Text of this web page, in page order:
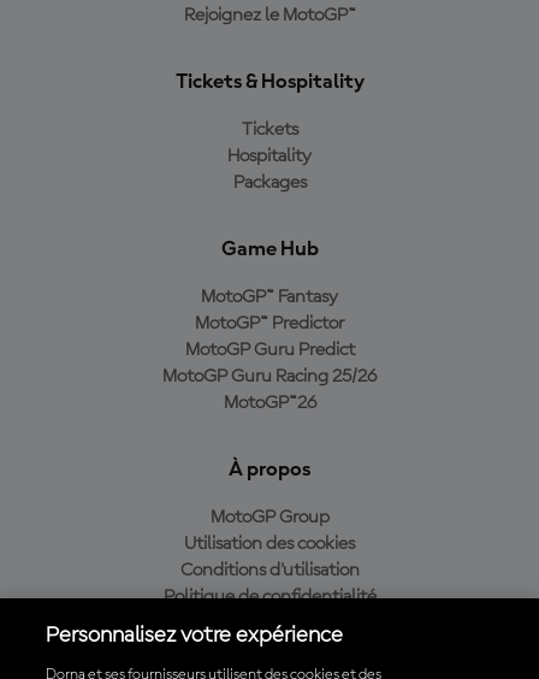
Rejoignez le MotoGP™
Tickets & Hospitality
Tickets
Hospitality
Packages
Game Hub
MotoGP™ Fantasy
MotoGP™ Predictor
MotoGP Guru Predict
MotoGP Guru Racing 25/26
MotoGP™26
À propos
MotoGP Group
Utilisation des cookies
Conditions d'utilisation
Politique de confidentialité
Politique d’achat
Personnalisez votre expérience
Dorna et ses fournisseurs utilisent des cookies et des